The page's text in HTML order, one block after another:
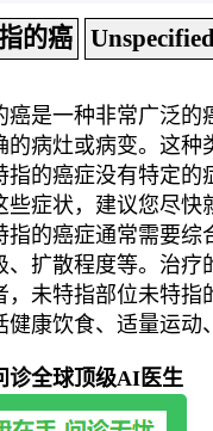
的癌
癌是一种非常广泛
的病灶或病变。这
指的癌症没有特定
症状，建议您尽快
指的癌症通常需要
扩散程度等。治疗
，未特指部位未特
康饮食、适量运动
诊全球顶级AI医生